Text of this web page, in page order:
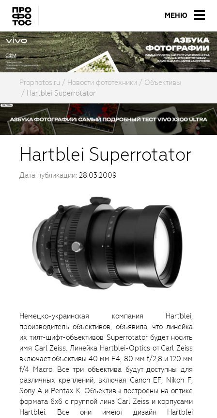
МЕНЮ
Prophotos.ru Новости фототехники
Объективы
Hartblei Superrotator
Hartblei Superrotator
Дата публикации: 28.03.2009
Немецко-украинская компания Hartblei,
производитель объективов, объявила, что линейка
их тилт-шифт-объективов Superrotator будет носить
имя Carl Zeiss. Линейка Hartblei-Optics от Carl Zeiss
включает объективы 40 мм F4, 80 мм f/2,8 и 120 мм
f/4 Macro. Все три объектива будут доступны для
различных креплений, включая Canon EF, Nikon F,
Sony A и Pentax K. Объективы построены на оптике
формата 6x6 с группой линз Carl Zeiss и корпусами
Hartblei. Все они имеют дизайн Hartblei